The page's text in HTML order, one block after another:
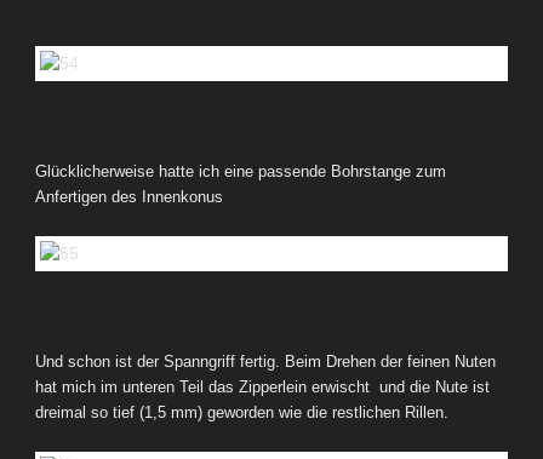
Glücklicherweise hatte ich eine passende Bohrstange zum
Anfertigen des Innenkonus
Und schon ist der Spanngriff fertig. Beim Drehen der feinen Nuten
hat mich im unteren Teil das Zipperlein erwischt und die Nute ist
dreimal so tief (1,5 mm) geworden wie die restlichen Rillen.